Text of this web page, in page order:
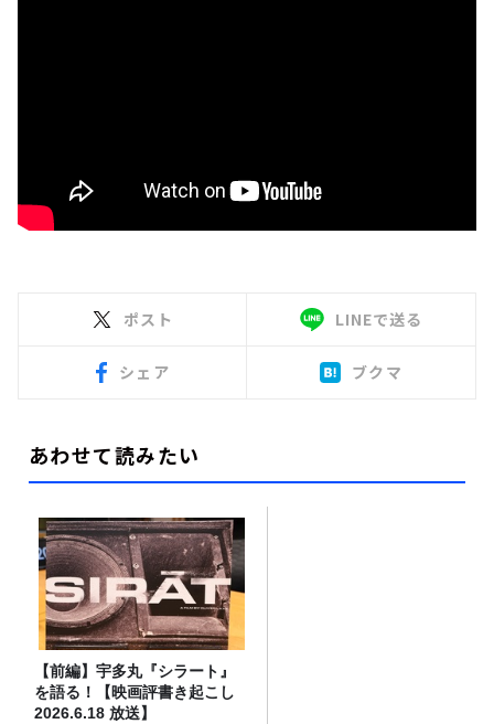
ポスト LINEで送る
シェア ブクマ
あわせて読みたい
【前編】宇多丸『シラート』
を語る！【映画評書き起こし
2026.6.18 放送】